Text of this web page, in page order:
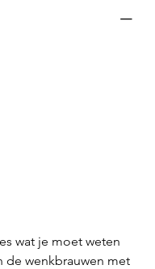
wat je moet weten
de wenkbrauwen met